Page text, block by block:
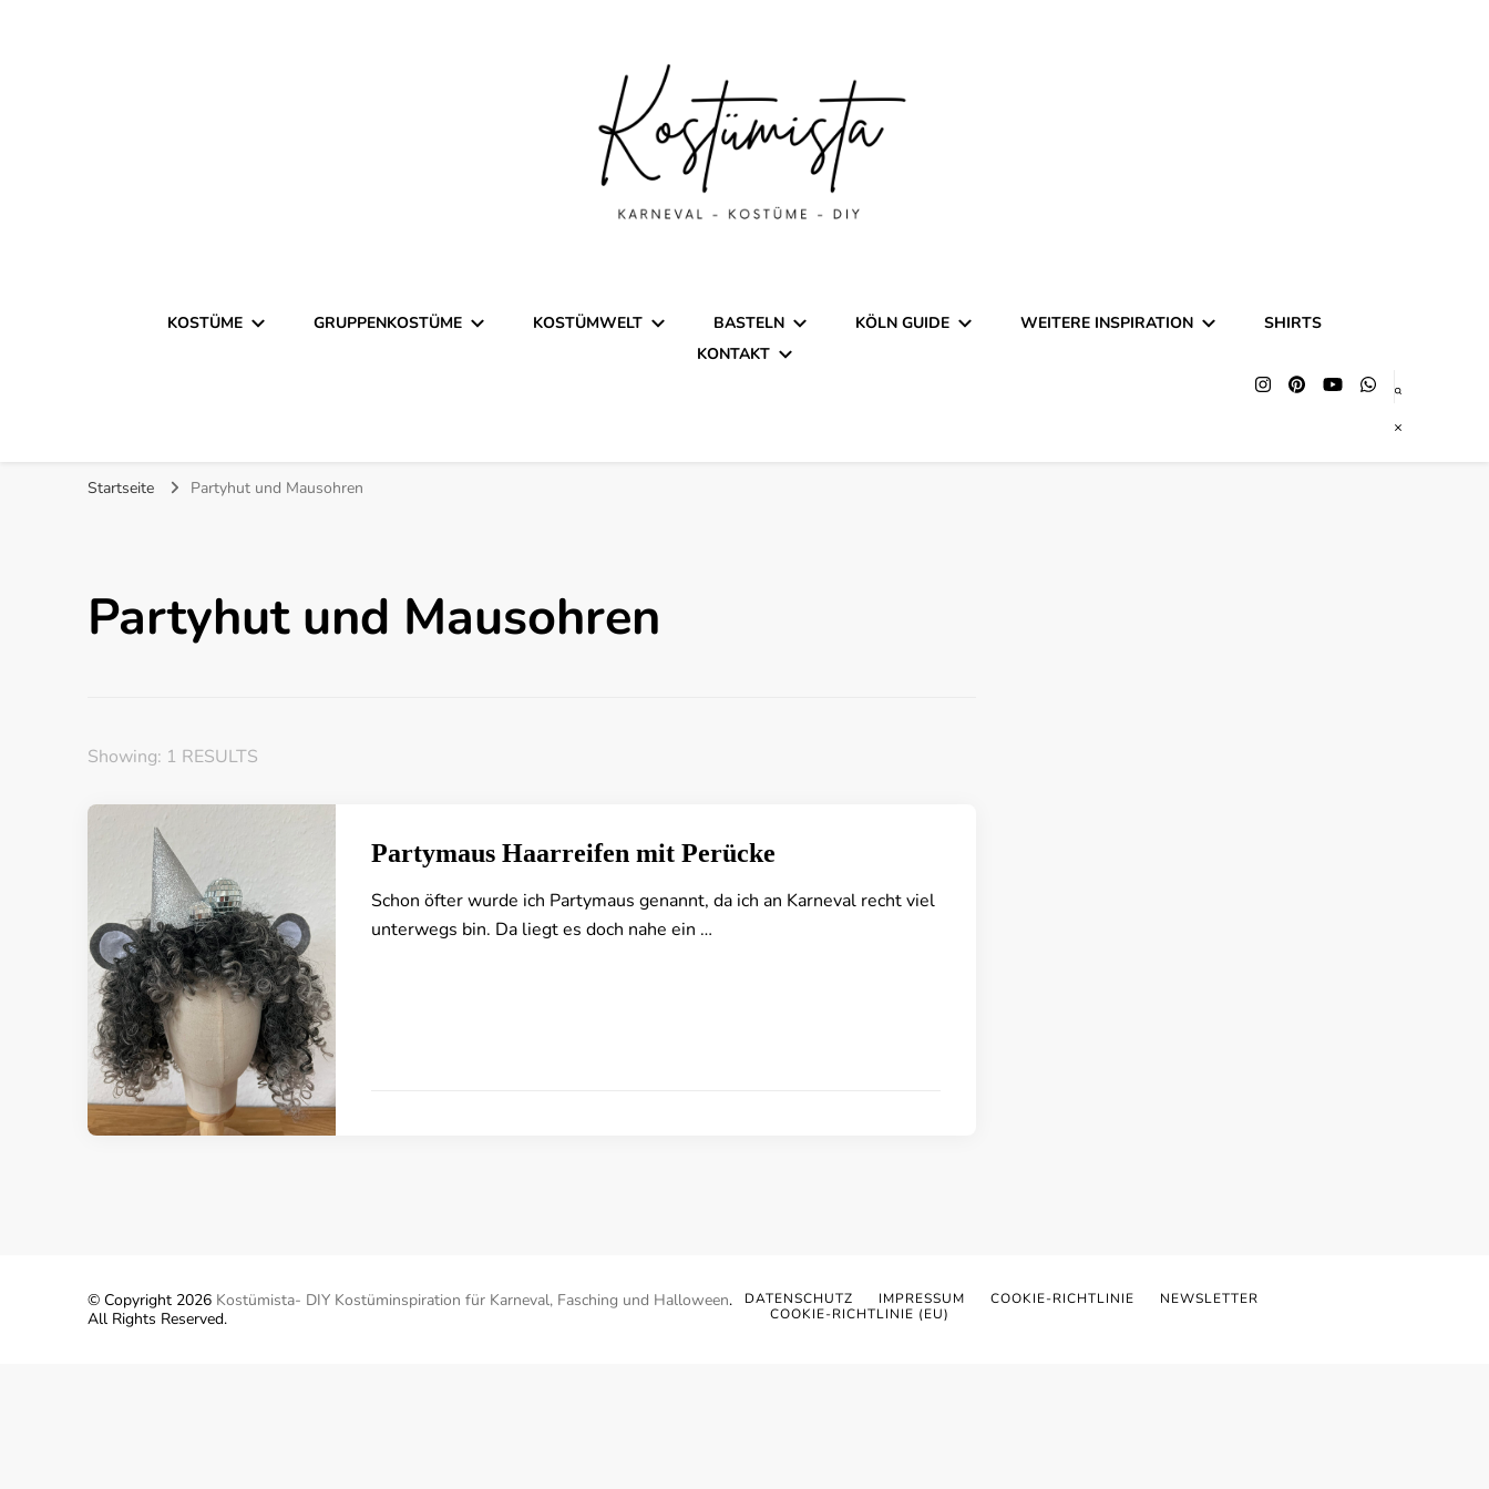
KOSTÜME GRUPPENKOSTÜME KOSTÜMWELT BASTELN KÖLN GUIDE WEITERE INSPIRATION
SHIRTS
KONTAKT
Startseite Partyhut und Mausohren
Partyhut und Mausohren
Showing: 1 RESULTS
Partymaus Haarreifen mit Perücke
Schon öfter wurde ich Partymaus genannt, da ich an Karneval recht viel
unterwegs bin. Da liegt es doch nahe ein …
© Copyright 2026 Kostümista- DIY Kostüminspiration für Karneval, Fasching und Halloween.
All Rights Reserved.
DATENSCHUTZ IMPRESSUM COOKIE-RICHTLINIE
NEWSLETTER
COOKIE-RICHTLINIE (EU)